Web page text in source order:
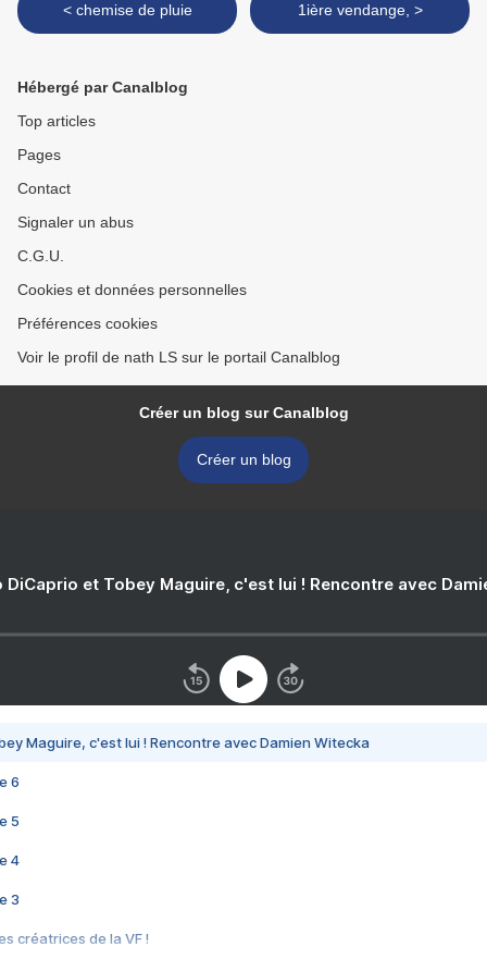
< chemise de pluie 1ière vendange, >
Hébergé par Canalblog
Top articles
Pages
Contact
Signaler un abus
C.G.U.
Cookies et données personnelles
Préférences cookies
Voir le profil de nath LS sur le portail Canalblog
Créer un blog sur Canalblog
Créer un blog
DiCaprio et Tobey Maguire, c'est lui ! Rencontre avec
Maguire, c'est lui ! Rencontre avec Damien Witecka
6
5
4
3
créatrices de la VF !